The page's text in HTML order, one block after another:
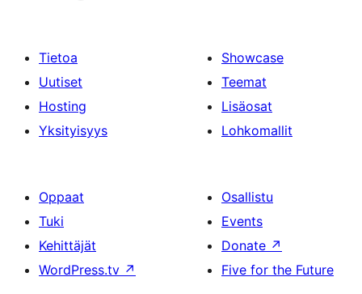
Tietoa
Uutiset
Hosting
Yksityisyys
Showcase
Teemat
Lisäosat
Lohkomallit
Oppaat
Tuki
Kehittäjät
WordPress.tv ↗
Osallistu
Events
Donate ↗
Five for the Future